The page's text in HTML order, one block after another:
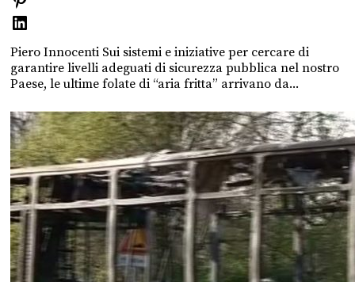
Piero Innocenti Sui sistemi e iniziative per cercare di
garantire livelli adeguati di sicurezza pubblica nel nostro
Paese, le ultime folate di “aria fritta” arrivano da...